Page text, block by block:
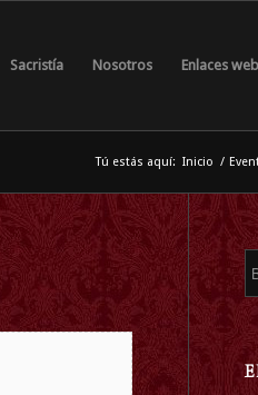
Sacristía Nosotros Enlaces web
Tú estás aquí: Inicio /